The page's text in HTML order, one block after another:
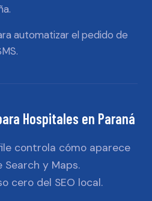
automatizar el pedido de
Hospitales en Paraná
controla cómo aparece
Search y Maps.
cero del SEO local.